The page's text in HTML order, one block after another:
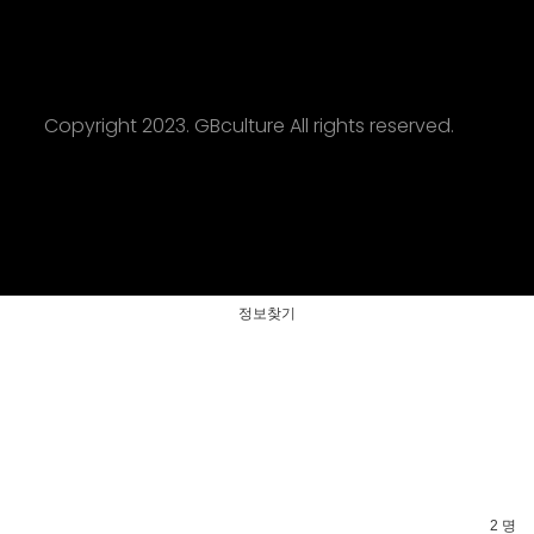
Copyright 2023. GBculture All rights reserved.
정보찾기
2 명